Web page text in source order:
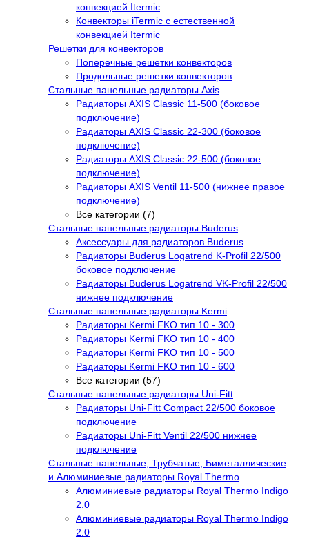
конвекцией Itermic
Конвекторы iTermic с естественной
конвекцией Itermic
Решетки для конвекторов
Поперечные решетки конвекторов
Продольные решетки конвекторов
Стальные панельные радиаторы Axis
Радиаторы AXIS Classic 11-500 (боковое
подключение)
Радиаторы AXIS Classic 22-300 (боковое
подключение)
Радиаторы AXIS Classic 22-500 (боковое
подключение)
Радиаторы AXIS Ventil 11-500 (нижнее правое
подключение)
Все категории (7)
Стальные панельные радиаторы Buderus
Аксессуары для радиаторов Buderus
Радиаторы Buderus Logatrend K-Profil 22/500
боковое подключение
Радиаторы Buderus Logatrend VK-Profil 22/500
нижнее подключение
Стальные панельные радиаторы Kermi
Радиаторы Kermi FKO тип 10 - 300
Радиаторы Kermi FKO тип 10 - 400
Радиаторы Kermi FKO тип 10 - 500
Радиаторы Kermi FKO тип 10 - 600
Все категории (57)
Стальные панельные радиаторы Uni-Fitt
Радиаторы Uni-Fitt Compact 22/500 боковое
подключение
Радиаторы Uni-Fitt Ventil 22/500 нижнее
подключение
Стальные панельные, Трубчатые, Биметаллические
и Алюминиевые радиаторы Royal Thermo
Алюминиевые радиаторы Royal Thermo Indigo
2.0
Алюминиевые радиаторы Royal Thermo Indigo
2.0